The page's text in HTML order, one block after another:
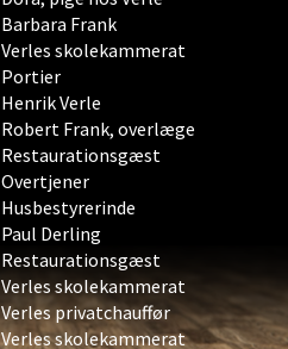
Barbara Frank
Verles skolekammerat
Portier
Henrik Verle
Robert Frank, overlæge
Restaurationsgæst
Overtjener
Husbestyrerinde
Paul Derling
Restaurationsgæst
Verles skolekammerat
Verles privatchauffør
Verles skolekammerat